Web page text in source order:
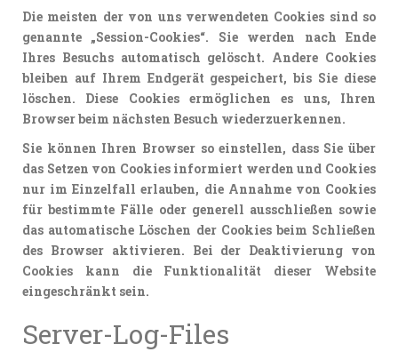
Die meisten der von uns verwendeten Cookies sind so
genannte „Session-Cookies“. Sie werden nach Ende
Ihres Besuchs automatisch gelöscht. Andere Cookies
bleiben auf Ihrem Endgerät gespeichert, bis Sie diese
löschen. Diese Cookies ermöglichen es uns, Ihren
Browser beim nächsten Besuch wiederzuerkennen.
Sie können Ihren Browser so einstellen, dass Sie über
das Setzen von Cookies informiert werden und Cookies
nur im Einzelfall erlauben, die Annahme von Cookies
für bestimmte Fälle oder generell ausschließen sowie
das automatische Löschen der Cookies beim Schließen
des Browser aktivieren. Bei der Deaktivierung von
Cookies kann die Funktionalität dieser Website
eingeschränkt sein.
Server-Log-Files